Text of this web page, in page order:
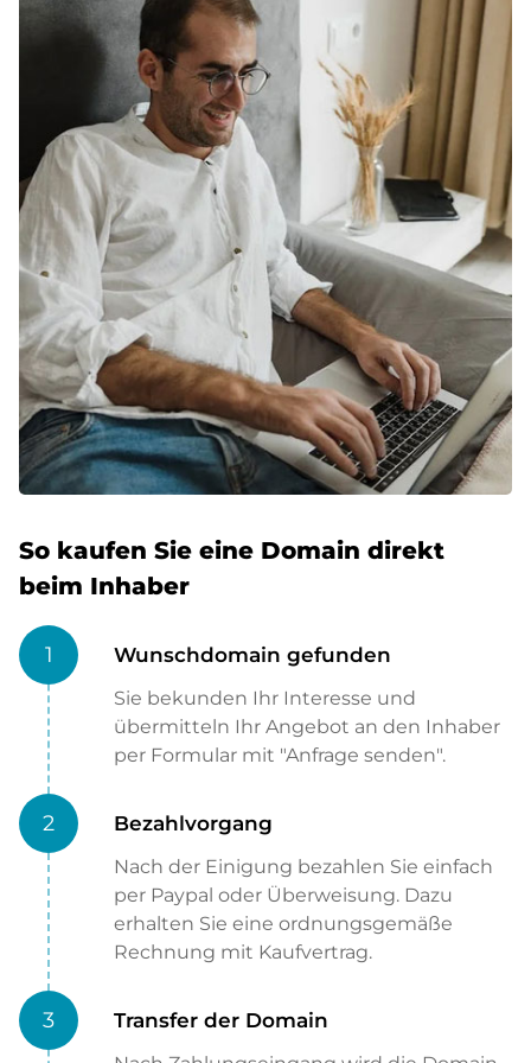
So kaufen Sie eine Domain direkt
beim Inhaber
1 Wunschdomain gefunden
Sie bekunden Ihr Interesse und
übermitteln Ihr Angebot an den Inhaber
per Formular mit "Anfrage senden".
2 Bezahlvorgang
Nach der Einigung bezahlen Sie einfach
per Paypal oder Überweisung. Dazu
erhalten Sie eine ordnungsgemäße
Rechnung mit Kaufvertrag.
3 Transfer der Domain